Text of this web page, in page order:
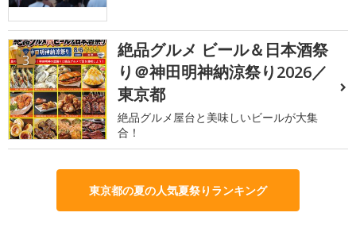
3
絶品グルメ ビール＆日本酒祭
り＠神田明神納涼祭り2026／
東京都
絶品グルメ屋台と美味しいビールが大集
合！
東京都の夏の人気夏祭りランキング